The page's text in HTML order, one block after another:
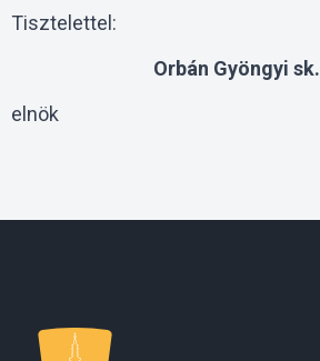
Tisztelettel:
Orbán Gyöngyi sk.
elnök